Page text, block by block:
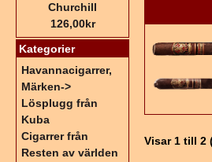
Visar1 till2
Churchill
126,00kr
Kategorier
Havannacigarrer,
Märken->
Lösplugg från
Kuba
Cigarrer från
Resten av världen